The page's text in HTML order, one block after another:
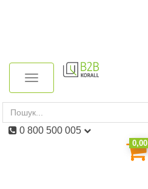
navigation
Toggle
0,00
0 800 500 005